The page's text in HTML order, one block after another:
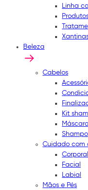
Linha
Beleza
Cabelos
Kit
Cuidado com
Corporal
Facial
Labial
Mãos e Pés